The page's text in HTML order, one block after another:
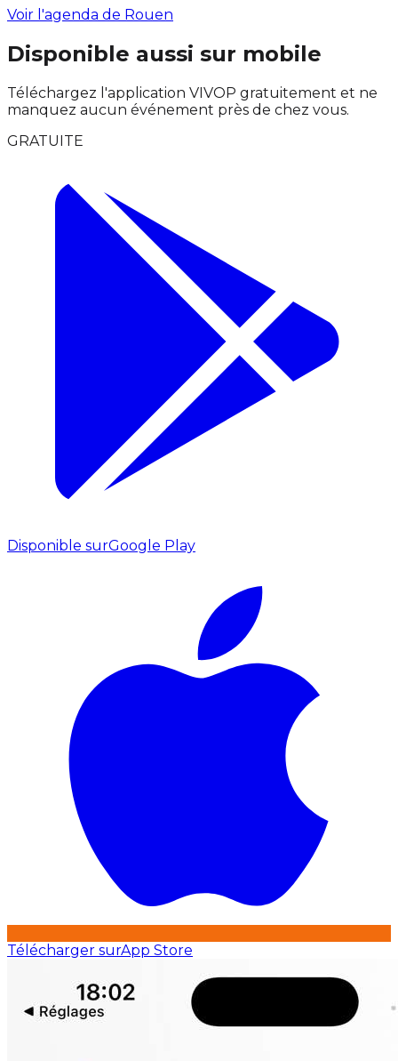
Voir l'agenda de Rouen
Disponible aussi sur mobile
Téléchargez l'application VIVOP gratuitement et ne
manquez aucun événement près de chez vous.
GRATUITE
Disponible surGoogle Play
Télécharger surApp Store